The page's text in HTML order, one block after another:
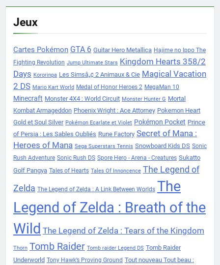
Jeux
Cartes Pokémon GTA 6 Guitar Hero Metallica Hajime no Ippo The
Fighting Revolution Jump Ultimate Stars Kingdom Hearts 358/2
Days Kororinpa Les Simsâ„¢ 2 Animaux & Cie Magical Vacation
2 DS Mario Kart World Medal of Honor Heroes 2 MegaMan 10
Minecraft Monster 4X4 : World Circuit Monster Hunter G Mortal
Kombat Armageddon Phoenix Wright : Ace Attorney Pokemon Heart
Gold et Soul Silver Pokémon Ecarlate et Violet Pokémon Pocket Prince
of Persia : Les Sables Oubliés Rune Factory Secret of Mana :
Heroes of Mana Sega Superstars Tennis Snowboard Kids DS Sonic
Rush Adventure Sonic Rush DS Spore Hero - Arena - Creatures Sukatto
Golf Pangya Tales of Hearts Tales Of Innoncence The Legend of
Zelda The Legend of Zelda : A Link Between Worlds The
Legend of Zelda : Breath of the
Wild The Legend of Zelda : Tears of the Kingdom
Thorn Tomb Raider Tomb raider Legend DS Tomb Raider
Underworld Tony Hawk’s Proving Ground Tout nouveau Tout beau :